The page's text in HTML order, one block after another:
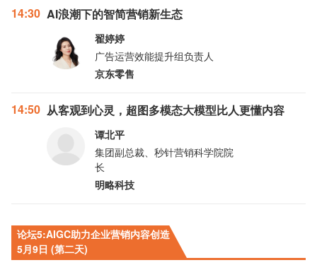
14:30 AI浪潮下的智简营销新生态
翟婷婷
广告运营效能提升组负责人
京东零售
14:50 从客观到心灵，超图多模态大模型比人更懂内容
谭北平
集团副总裁、秒针营销科学院院
长
明略科技
论坛5:AIGC助力企业营销内容创造
5月9日 (第二天)